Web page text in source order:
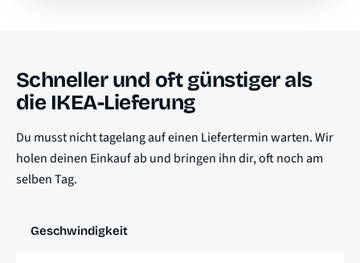
Schneller und oft günstiger als
die IKEA-Lieferung
Du musst nicht tagelang auf einen Liefertermin warten. Wir
holen deinen Einkauf ab und bringen ihn dir, oft noch am
selben Tag.
Geschwindigkeit